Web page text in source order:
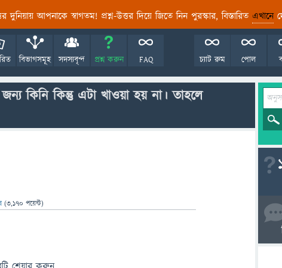
দুনিয়ায় আপনাকে স্বাগতম! প্রশ্ন-উত্তর দিয়ে জিতে নিন পুরস্কার, বিস্তারিত এখানে
বিভাগসমূহ সদস্যবৃন্দ প্রশ্ন করুন FAQ পোল
চ্যাট রুম
কিনি কিন্তু এটা খাওয়া হয় না। তাহলে
(3,170 পয়েন্ট)